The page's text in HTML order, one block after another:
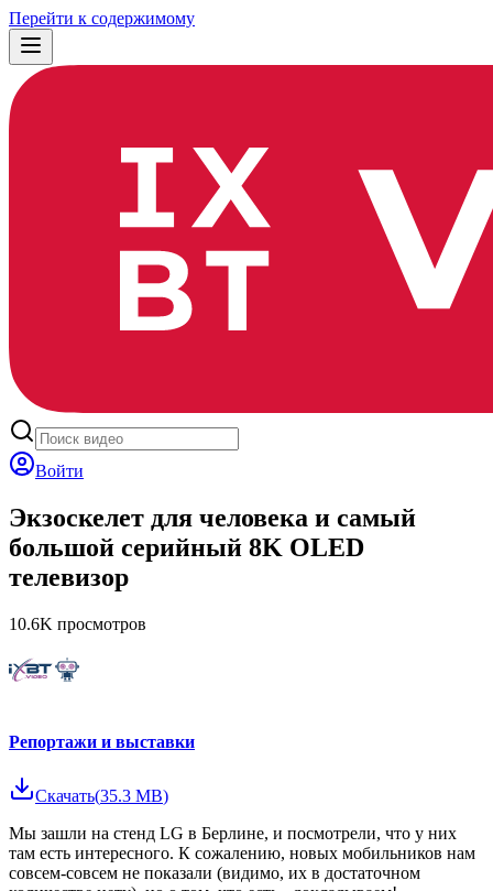
Перейти к содержимому
Войти
Экзоскелет для человека и самый
большой серийный 8K OLED
телевизор
10.6K просмотров
Репортажи и выставки
Скачать(35.3 MB)
Мы зашли на стенд LG в Берлине, и посмотрели, что у них
там есть интересного. К сожалению, новых мобильников нам
совсем-совсем не показали (видимо, их в достаточном